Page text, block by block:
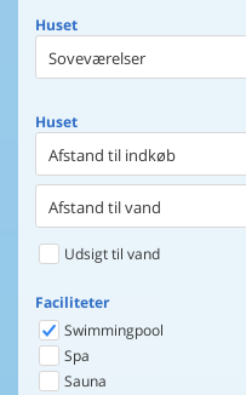
Huset
Soveværelser
Huset
Afstand til indkøb
Afstand til vand
Udsigt til vand
Faciliteter
Swimmingpool
Spa
Sauna